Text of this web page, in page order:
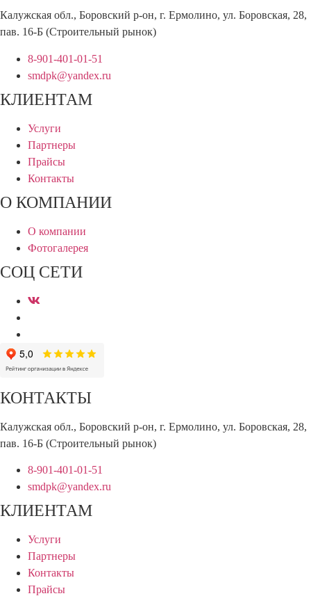
Калужская обл., Боровский р-он, г. Ермолино, ул. Боровская, 28,
пав. 16-Б (Строительный рынок)
8-901-401-01-51
smdpk@yandex.ru
КЛИЕНТАМ
Услуги
Партнеры
Прайсы
Контакты
О КОМПАНИИ
О компании
Фотогалерея
СОЦ СЕТИ
КОНТАКТЫ
Калужская обл., Боровский р-он, г. Ермолино, ул. Боровская, 28,
пав. 16-Б (Строительный рынок)
8-901-401-01-51
smdpk@yandex.ru
КЛИЕНТАМ
Услуги
Партнеры
Контакты
Прайсы